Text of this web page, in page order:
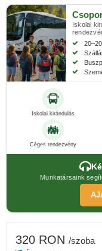
Iskolai
Iskolai kirándulás
Céges rendezvény
Munkatársaink
320 RON /szoba